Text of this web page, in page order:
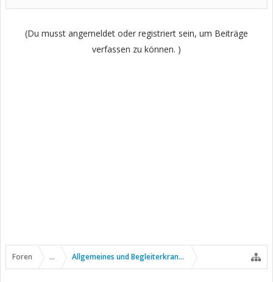
(Du musst angemeldet oder registriert sein, um Beiträge
verfassen zu können. )
Foren ... Allgemeines und Begleiterkrankungen